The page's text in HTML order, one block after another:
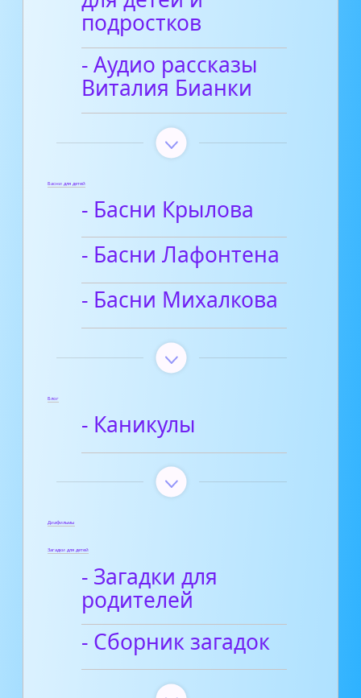
подростков
- Аудио рассказы
Виталия Бианки
Басни для детей
- Басни Крылова
- Басни Лафонтена
- Басни Михалкова
Блог
- Каникулы
Диафильмы
Загадки для детей
- Загадки для
родителей
- Сборник загадок